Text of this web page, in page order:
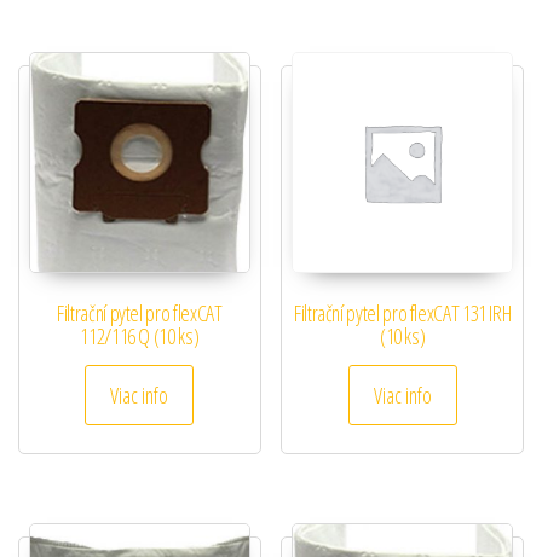
Filtrační pytel pro flexCAT
112/116 Q (10 ks)
Viac info
Filtrační pytel pro flexCAT 131 IRH
(10 ks)
Viac info